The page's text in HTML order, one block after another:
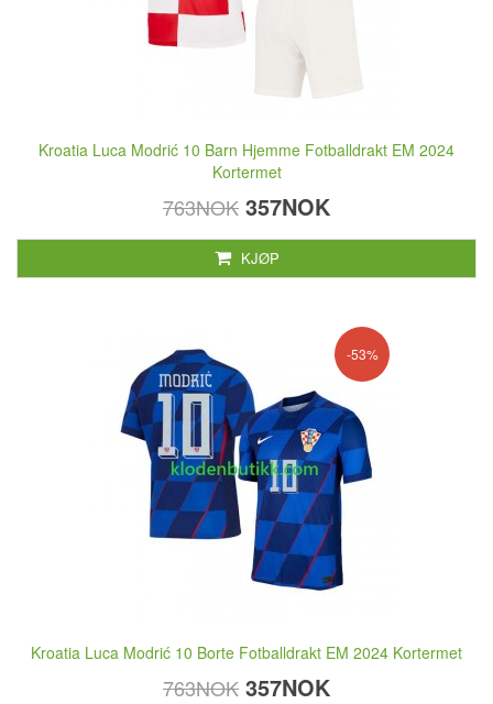
Kroatia Luca Modrić 10 Barn Hjemme Fotballdrakt EM 2024
Kortermet
763NOK 357NOK
KJØP
-53%
Kroatia Luca Modrić 10 Borte Fotballdrakt EM 2024 Kortermet
763NOK 357NOK